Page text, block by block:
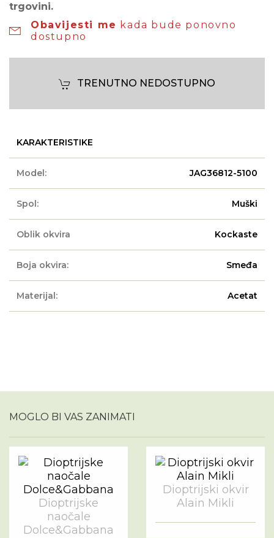
trgovini.
Obavijesti me kada bude ponovno
dostupno
TRENUTNO NEDOSTUPNO
KARAKTERISTIKE
Model: JAG36812-5100
Spol: Muški
Oblik okvira Kockaste
Boja okvira: Smeđa
Materijal: Acetat
MOGLO BI VAS ZANIMATI
Dioptrijske
naočale
Dolce&Gabbana
Dioptrijski okvir
Alain Mikli